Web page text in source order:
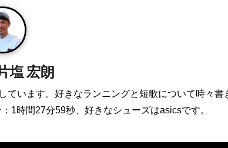
塩 宏朗
ています。好きなランニングと短歌について時々書
1時間27分59秒、好きなシューズはasicsです。